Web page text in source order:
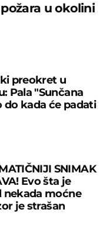
u okolini
preokret u
Pala "Sunčana
do kada će padati
SNIMAK
Evo šta je
nekada moćne
je strašan